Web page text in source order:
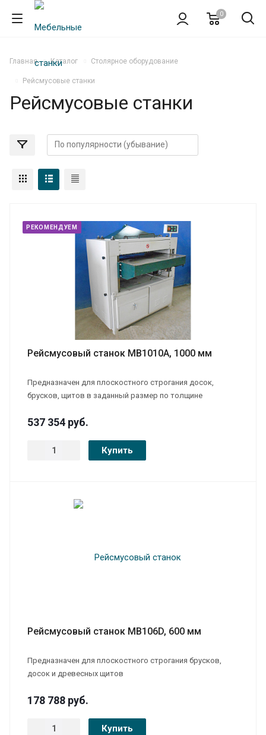
0
Главная Каталог Столярное оборудование
Рейсмусовые станки
Рейсмусовые станки
РЕКОМЕНДУЕМ
Рейсмусовый станок MB1010A, 1000 мм
Предназначен для плоскостного строгания досок,
брусков, щитов в заданный размер по толщине
537 354 руб.
Купить
Рейсмусовый станок MB106D, 600 мм
Предназначен для плоскостного строгания брусков,
досок и древесных щитов
178 788 руб.
Купить